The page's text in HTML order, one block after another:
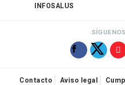
INFOSALUS
SÍGUENOS
Contacto Aviso legal